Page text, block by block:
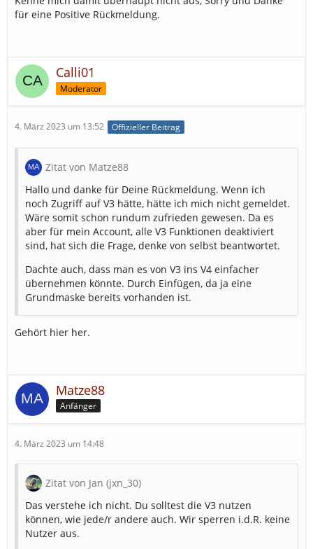
für eine Positive Rückmeldung.
Calli01
Moderator
4. März 2023 um 13:52 Offizieller Beitrag
Zitat von Matze88
Hallo und danke für Deine Rückmeldung. Wenn ich
noch Zugriff auf V3 hätte, hätte ich mich nicht gemeldet.
Wäre somit schon rundum zufrieden gewesen. Da es
aber für mein Account, alle V3 Funktionen deaktiviert
sind, hat sich die Frage, denke von selbst beantwortet.
Dachte auch, dass man es von V3 ins V4 einfacher
übernehmen könnte. Durch Einfügen, da ja eine
Grundmaske bereits vorhanden ist.
Gehört hier her.
Matze88
Anfänger
4. März 2023 um 14:48
Zitat von Jan (jxn_30)
Das verstehe ich nicht. Du solltest die V3 nutzen
können, wie jede/r andere auch. Wir sperren i.d.R. keine
Nutzer aus.